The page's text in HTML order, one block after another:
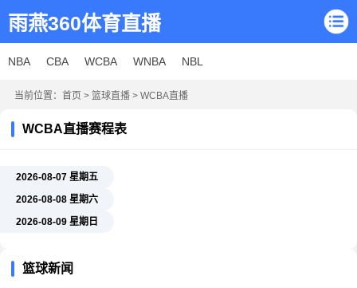
雨燕360体育直播
NBA CBA WCBA WNBA NBL
当前位置： 首页 > 篮球直播 > WCBA直播
WCBA直播赛程表
2026-08-07 星期五
2026-08-08 星期六
2026-08-09 星期日
篮球新闻